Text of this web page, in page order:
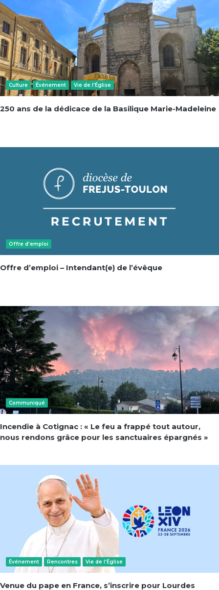
Culture Événement Vie de l'Église
250 ans de la dédicace de la Basilique Marie-Madeleine
Offre d'emploi
Offre d’emploi – Intendant(e) de l’évêque
Communiqué
Incendie à Cotignac : « Le feu a frappé tout autour,
nous rendons grâce pour les sanctuaires épargnés »
Événement Rencontres Vie de l'Église
Venue du pape en France, s’inscrire pour Lourdes